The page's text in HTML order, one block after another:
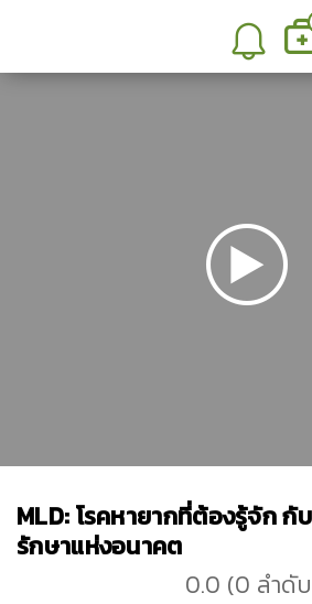
MLD: โรคหายากที่ต้องรู้จัก กั
รักษาแห่งอนาคต
0.0 (0 ลำดับ